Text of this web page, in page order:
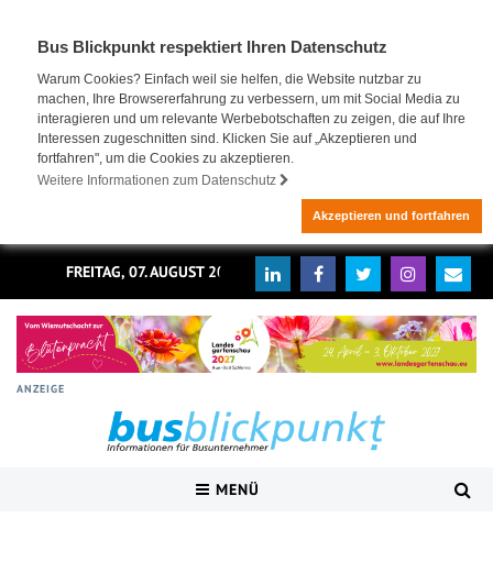
Bus Blickpunkt respektiert Ihren Datenschutz
Warum Cookies? Einfach weil sie helfen, die Website nutzbar zu
machen, Ihre Browsererfahrung zu verbessern, um mit Social Media zu
interagieren und um relevante Werbebotschaften zu zeigen, die auf Ihre
Interessen zugeschnitten sind. Klicken Sie auf „Akzeptieren und
fortfahren", um die Cookies zu akzeptieren.
Weitere Informationen zum Datenschutz
Akzeptieren und fortfahren
FREITAG, 07. AUGUST 2026
ANZEIGE
MENÜ